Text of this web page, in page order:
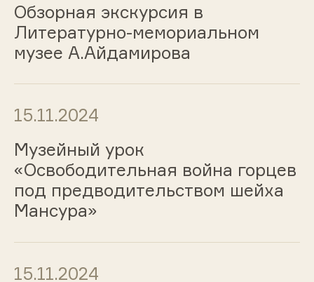
Обзорная экскурсия в
Литературно-мемориальном
музее А.Айдамирова
15.11.2024
Музейный урок
«Освободительная война горцев
под предводительством шейха
Мансура»
15.11.2024